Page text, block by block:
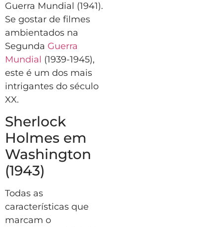
Guerra Mundial (1941).
Se gostar de filmes
ambientados na
Segunda Guerra
Mundial (1939-1945),
este é um dos mais
intrigantes do século
XX.
Sherlock
Holmes em
Washington
(1943)
Todas as
características que
marcam o